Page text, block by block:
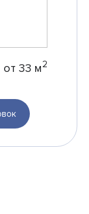
от 33 м2